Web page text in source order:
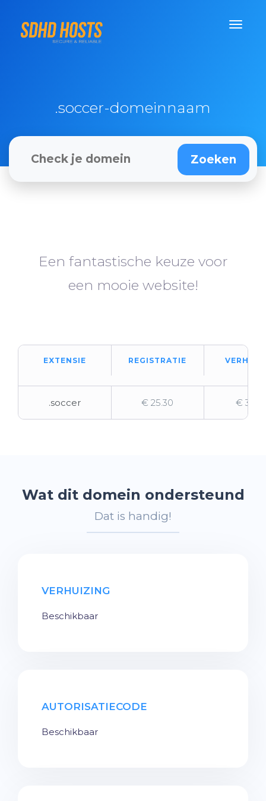
.soccer-domeinnaam
Een fantastische keuze voor
een mooie website!
EXTENSIE REGISTRATIE
.soccer € 25.30 € 33.16
Wat dit domein ondersteund
Dat is handig!
VERHUIZING
Beschikbaar
AUTORISATIECODE
Beschikbaar